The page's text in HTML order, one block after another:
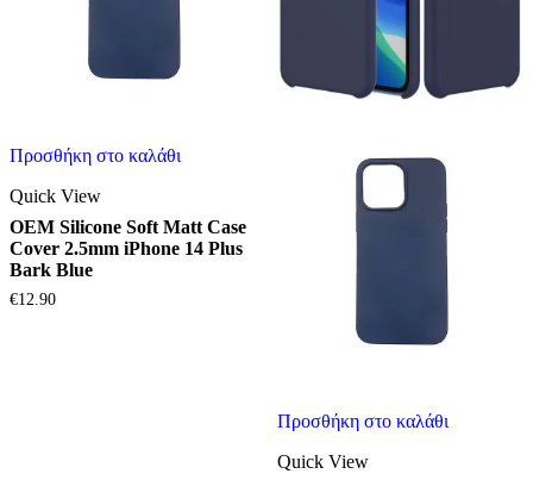
Προσθήκη στο καλάθι
Quick View
OEM Silicone Soft Matt Case
Cover 2.5mm iPhone 14 Plus
Bark Blue
€12.90
Προσθήκη στο καλάθι
Quick View